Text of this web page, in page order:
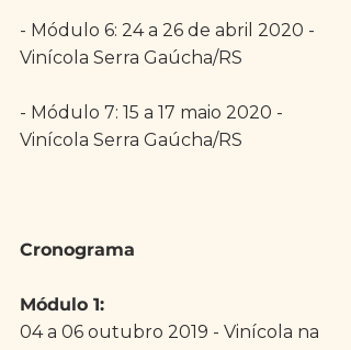
- Módulo 6: 24 a 26 de abril 2020 -
Vinícola Serra Gaúcha/RS
- Módulo 7: 15 a 17 maio 2020 -
Vinícola Serra Gaúcha/RS
Cronograma
Módulo 1:
04 a 06 outubro 2019 - Vinícola na